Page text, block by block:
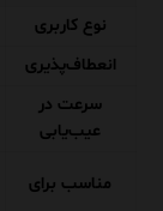
نوع کاربری
انعطاف‌پذیری
سرعت در
عیب‌یابی
مناسب برای